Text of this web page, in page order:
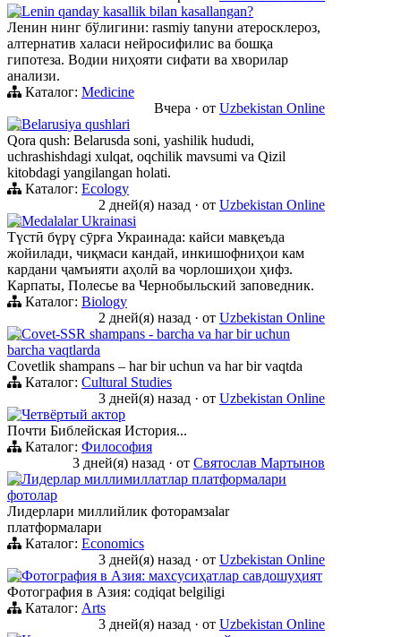
Lenin qanday kasallik bilan kasallangan?
Ленин нинг бўлигини: rasmiy tanуни атеросклероз,
алтернатив халаси нейросифилис ва бошқа
гипотеза. Водии ниҳояти сифати ва хворилар
анализи.
Каталог: Medicine
Вчера · от Uzbekistan Online
Belarusiya qushlari
Qora qush: Belarusda soni, yashilik hududi,
uchrashishdagi xulqat, oqchilik mavsumi va Qizil
kitobdagi yangilangan holati.
Каталог: Ecology
2 дней(я) назад · от Uzbekistan Online
Medalalar Ukrainasi
Түстӣ бүрү сӯрға Украинада: кайси мавқеъда
жойилади, чиқмаси кандай, инкишофниҳои кам
кардани ҷамъияти аҳолӣ ва чорлошиҳои ҳифз.
Карпаты, Полесье ва Чернобыльский заповедник.
Каталог: Biology
2 дней(я) назад · от Uzbekistan Online
Сovet-SSR shampans - barcha va har bir uchun
barcha vaqtlarda
Сovetlik shampans – har bir uchun va har bir vaqtda
Каталог: Cultural Studies
3 дней(я) назад · от Uzbekistan Online
Четвёртый актор
Почти Библейская История...
Каталог: Философия
3 дней(я) назад · от Святослав Мартынов
Лидерлар миллимиллатлар платформалари
фотолар
Лидерлари миллийлик фоторамзalar
платформалари
Каталог: Economics
3 дней(я) назад · от Uzbekistan Online
Фотография в Азия: махсусиҳатлар савдошуҳият
Фотография в Азия: содiqat belgiligi
Каталог: Arts
3 дней(я) назад · от Uzbekistan Online